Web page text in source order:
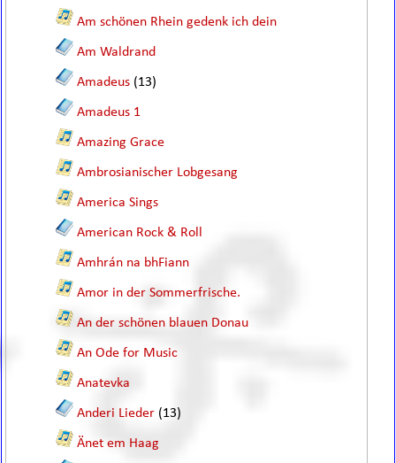
Am schönen Rhein gedenk ich dein
Am Waldrand
Amadeus (13)
Amadeus 1
Amazing Grace
Ambrosianischer Lobgesang
America Sings
American Rock & Roll
Amhrán na bhFiann
Amor in der Sommerfrische.
An der schönen blauen Donau
An Ode for Music
Anatevka
Anderi Lieder (13)
Änet em Haag